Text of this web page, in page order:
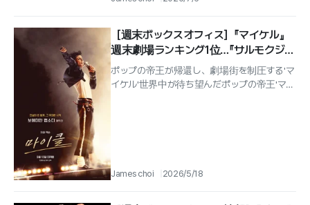
［週末ボックスオフィス］『マイケル』
週末劇場ランキング1位…『サルモクジ』
韓国ホラー興行新記録
ポップの帝王が帰還し、劇場街を制圧する'マ
イケル'世界中が待ち望んだポップの帝王'マイ
James choi 2026/5/18